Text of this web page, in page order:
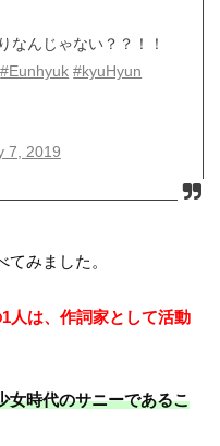
なんじゃない？？！！
#Eunhyuk #kyuHyun
7, 2019
みました。
人は、作詞家として活動
女時代のサニーであるこ